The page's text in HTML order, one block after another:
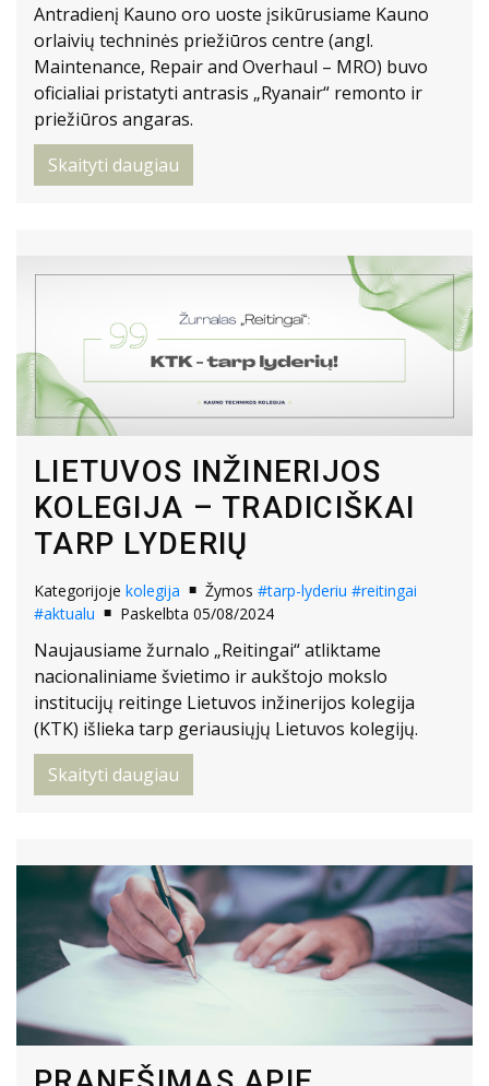
Antradienį Kauno oro uoste įsikūrusiame Kauno
orlaivių techninės priežiūros centre (angl.
Maintenance, Repair and Overhaul – MRO) buvo
oficialiai pristatyti antrasis „Ryanair“ remonto ir
priežiūros angaras.
Skaityti daugiau
LIETUVOS INŽINERIJOS
KOLEGIJA – TRADICIŠKAI
TARP LYDERIŲ
Kategorijoje kolegija Žymos #tarp-lyderiu #reitingai
#aktualu
Paskelbta 05/08/2024
Naujausiame žurnalo „Reitingai“ atliktame
nacionaliniame švietimo ir aukštojo mokslo
institucijų reitinge Lietuvos inžinerijos kolegija
(KTK) išlieka tarp geriausiųjų Lietuvos kolegijų.
Skaityti daugiau